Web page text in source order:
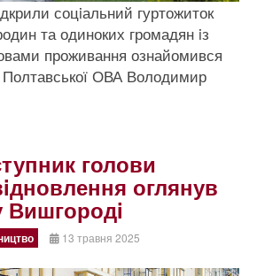
соцiальний гуртожиток
та одиноких громадян iз
проживання ознайомився
ОВА Володимир
голови
оглянув
Вишгородi
13 травня 2025